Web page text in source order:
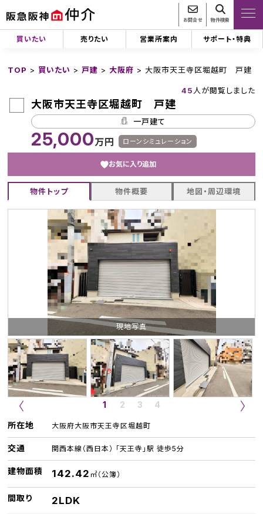
お問合せ 物件検索
買いたい 売りたい 営業所案内 サポート・特典
TOP > 買いたい >戸建 > 大阪府 >大阪市天王寺区堀越町 戸建
45 人が閲覧しました
大阪市天王寺区堀越町 戸建
一戸建て
25,000万円 ローンシミュレーション
お気に入り追加
物件トップ 物件概要 地図・周辺環境
現地写真
1 2 3 4
所在地 大阪府大阪市天王寺区堀越町
交通 関西本線（西日本） 「天王寺」駅 徒歩5分
建物面積 142.42 ㎡（公簿）
間取り 2LDK